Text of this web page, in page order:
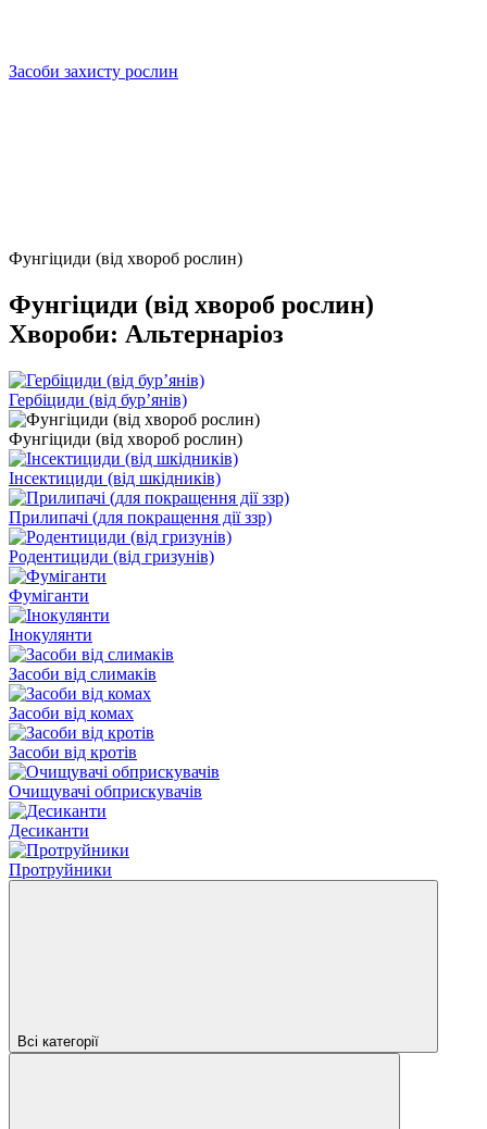
Засоби захисту рослин
Фунгіциди (від хвороб рослин)
Фунгіциди (від хвороб рослин)
Хвороби: Альтернаріоз
Гербіциди (від бурʼянів)
Фунгіциди (від хвороб рослин)
Інсектициди (від шкідників)
Прилипачі (для покращення дії ззр)
Родентициди (від гризунів)
Фуміганти
Інокулянти
Засоби від слимаків
Засоби від комах
Засоби від кротів
Очищувачі обприскувачів
Десиканти
Протруйники
Всі категорії